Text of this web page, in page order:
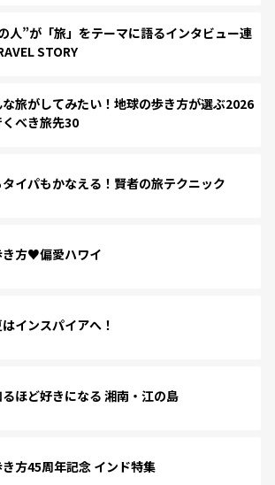
人”が「旅」をテーマに語るインタビュー連
STORY
旅がしてみたい！地球の歩き方が選ぶ2026
べき旅先30
イパもかなえる！賢者の旅テクニック
き方♥偏愛ハワイ
インスパイアへ！
ほど好きになる 湘南・江の島
方45周年記念 インド特集